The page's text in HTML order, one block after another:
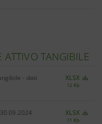
TANGIBILE
- dati
XLSX
12 Kb
XLSX
11 Kb